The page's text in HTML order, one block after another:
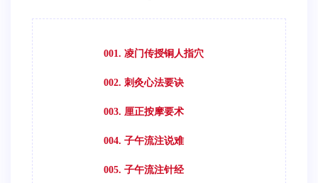
001. 凌门传授铜人指穴
002. 刺灸心法要诀
003. 厘正按摩要术
004. 子午流注说难
005. 子午流注针经